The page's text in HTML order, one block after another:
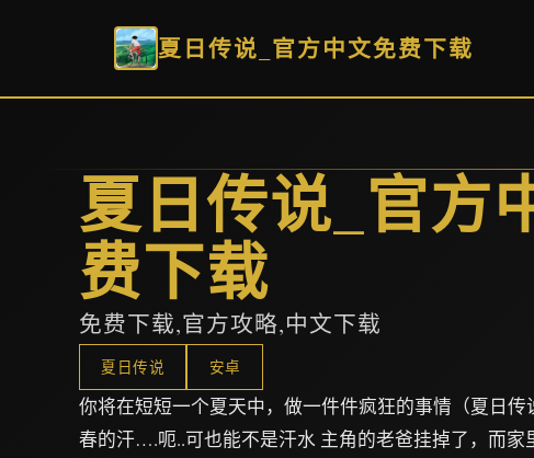
夏日传说_官方中文免费下载
夏日传说_官方
费下载
免费下载,官方攻略,中文下载
夏日传说 安卓
你将在短短一个夏天中，做一件件疯狂的事情（夏日传
春的汗….呃..可也能不是汗水 主角的老爸挂掉了，而家